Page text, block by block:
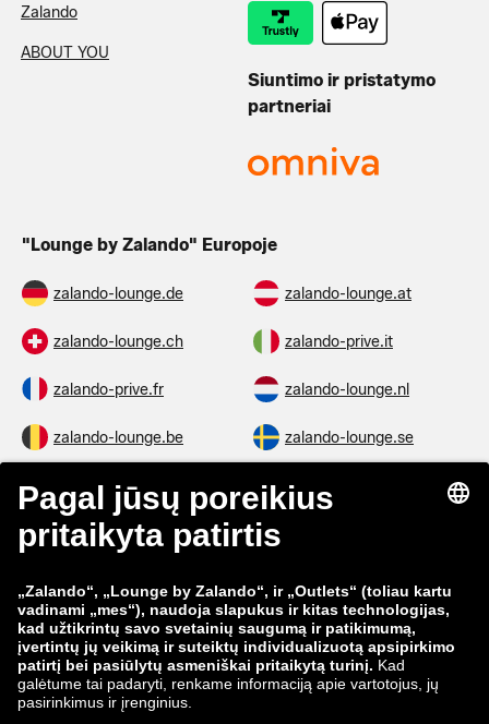
Zalando
ABOUT YOU
Siuntimo ir pristatymo
partneriai
"Lounge by Zalando" Europoje
zalando-lounge.de zalando-lounge.at
zalando-lounge.ch zalando-prive.it
zalando-prive.fr zalando-lounge.nl
zalando-lounge.be zalando-lounge.se
zalando-lounge.fi zalando-lounge.dk
zalando-lounge.co.uk
zalando-prive.es zalando-lounge.cz
zalando-lounge.lt zalando-lounge.sk
zalando-lounge.ro zalando-lounge.hr